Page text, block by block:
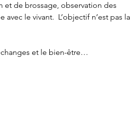
de brossage, observation des
le vivant.  L’objectif n’est pas la
et le bien-être…